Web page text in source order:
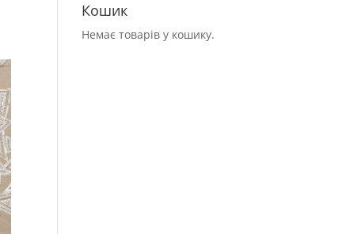
Кошик
Немає товарів у кошику.